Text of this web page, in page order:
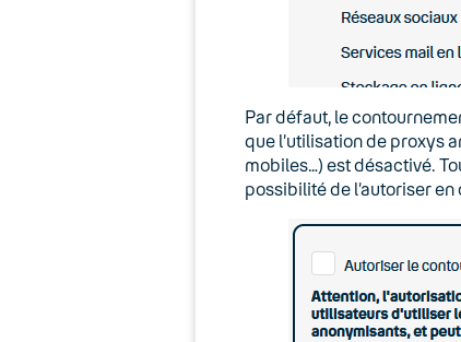
Par défaut, le
que l’utilisation de proxys
mobiles…) est désactivé.
possibilité de l’autoriser